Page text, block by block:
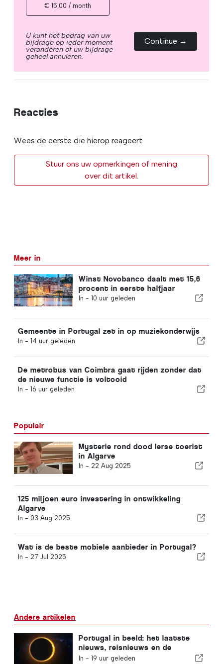
€ 15,00 / month
U kunt het bedrag van uw
bijdrage op ieder moment
veranderen of uw bijdrage
geheel annuleren.
Continue →
Reacties
Wees de eerste die hierop reageert
Stuur ons uw opmerkingen of mening
over dit artikel.
Meer in
Winst Novobanco daalt met 15,6
procent in eerste halfjaar
In - 10 uur geleden
Gemeente in Portugal zet in op muziekonderwijs
In - 14 uur geleden
De metrobus van Coimbra gaat rijden zonder dat
de nieuwe functie is voltooid
In - 16 uur geleden
Populair
Mysterie rond dood Ierse toerist
in Algarve
In - 22 Aug 2025
125 miljoen euro investering in ontwikkeling
Algarve
In - 03 Aug 2025
Wat is de beste mobiele aanbieder in Portugal?
In - 27 Jul 2025
Andere artikelen
Portugal in beeld: het laatste
nieuws, reisnieuws en de
belangrijkste verhalen die de
In - 19 uur geleden